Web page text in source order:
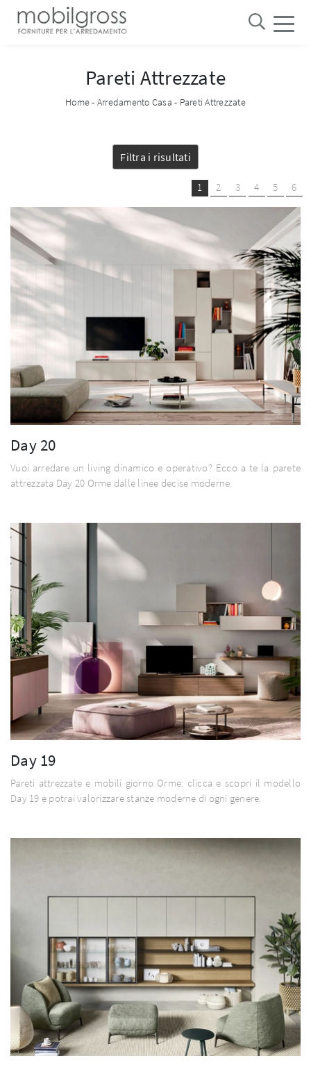
Pareti Attrezzate
Home- Arredamento Casa - Pareti Attrezzate
Filtra i risultati
1 2 3 4 5 6
Day 20
Vuoi arredare un living dinamico e operativo? Ecco a te la parete
attrezzata Day 20 Orme dalle linee decise moderne.
Day 19
Pareti attrezzate e mobili giorno Orme: clicca e scopri il modello
Day 19 e potrai valorizzare stanze moderne di ogni genere.